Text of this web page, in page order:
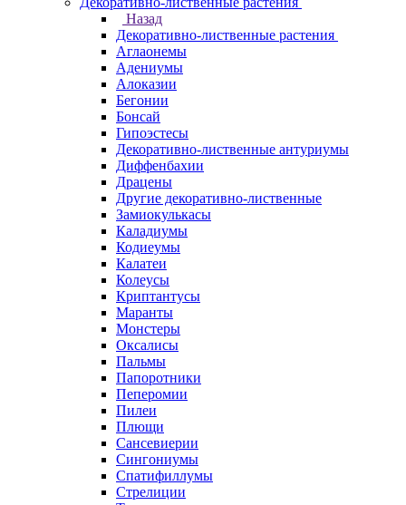
Назад
Декоративно-лиственные растения
Аглаонемы
Адениумы
Алоказии
Бегонии
Бонсай
Гипоэстесы
Декоративно-лиственные антуриумы
Диффенбахии
Драцены
Другие декоративно-лиственные
Замиокулькасы
Каладиумы
Кодиеумы
Калатеи
Колеусы
Криптантусы
Маранты
Монстеры
Оксалисы
Пальмы
Папоротники
Пеперомии
Пилеи
Плющи
Сансевиерии
Сингониумы
Спатифиллумы
Стрелиции